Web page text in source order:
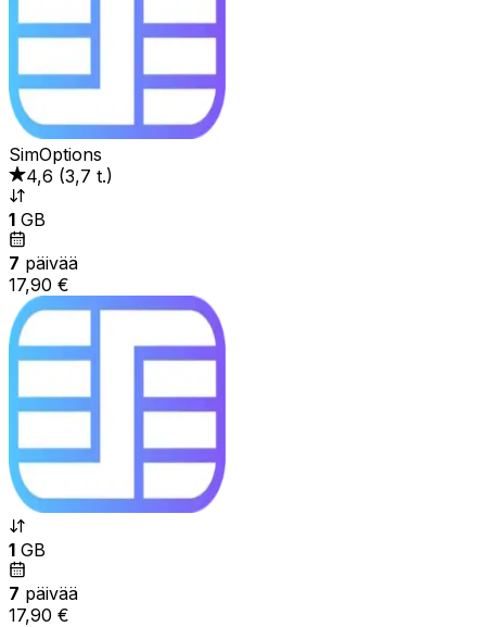
SimOptions
4,6 (3,7 t.)
1 GB
7 päivää
17,90 €
1 GB
7 päivää
17,90 €